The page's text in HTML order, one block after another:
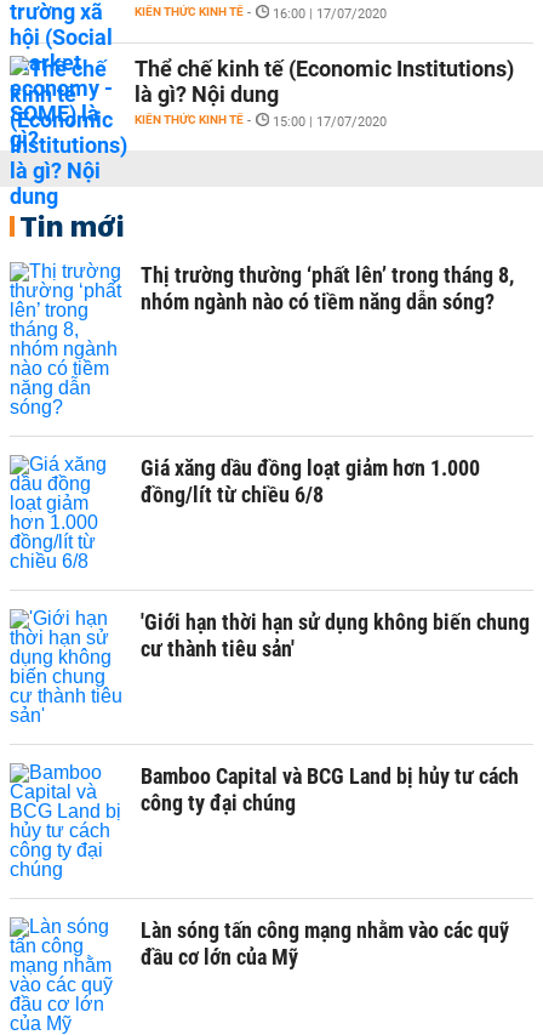
KIẾN THỨC KINH TẾ - 16:00 | 17/07/2020
Thể chế kinh tế (Economic Institutions)
là gì? Nội dung
KIẾN THỨC KINH TẾ - 15:00 | 17/07/2020
Tin mới
Thị trường thường ‘phất lên’ trong tháng 8,
nhóm ngành nào có tiềm năng dẫn sóng?
Giá xăng dầu đồng loạt giảm hơn 1.000
đồng/lít từ chiều 6/8
'Giới hạn thời hạn sử dụng không biến chung
cư thành tiêu sản'
Bamboo Capital và BCG Land bị hủy tư cách
công ty đại chúng
Làn sóng tấn công mạng nhằm vào các quỹ
đầu cơ lớn của Mỹ